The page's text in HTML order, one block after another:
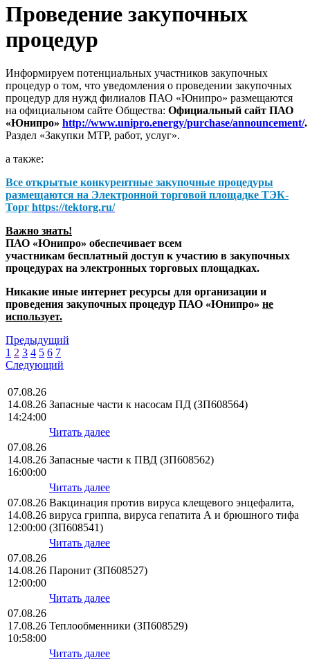
Проведение закупочных
процедур
Информируем потенциальных участников закупочных
процедур о том, что уведомления о проведении закупочных
процедур для нужд филиалов ПАО «Юнипро» размещаются
на официальном сайте Общества: Официальный сайт ПАО
«Юнипро» http://www.unipro.energy/purchase/announcement/.
Раздел «Закупки МТР, работ, услуг».
а также:
Все открытые конкурентные закупочные процедуры
размещаются на Электронной торговой площадке ТЭК-
Торг https://tektorg.ru/
Важно знать!
ПАО «Юнипро» обеспечивает всем
участникам бесплатный доступ к участию в закупочных
процедурах на электронных торговых площадках.
Никакие иные интернет ресурсы для организации и
проведения закупочных процедур ПАО «Юнипро» не
использует.
Предыдущий
1 2 3 4 5 6 7
Следующий
07.08.26
14.08.26
14:24:00
Запасные части к насосам ПД (ЗП608564)
Читать далее
07.08.26
14.08.26
16:00:00
Запасные части к ПВД (ЗП608562)
Читать далее
07.08.26
14.08.26
12:00:00
Вакцинация против вируса клещевого энцефалита,
вируса гриппа, вируса гепатита А и брюшного тифа
(ЗП608541)
Читать далее
07.08.26
14.08.26
12:00:00
Паронит (ЗП608527)
Читать далее
07.08.26
17.08.26
10:58:00
Теплообменники (ЗП608529)
Читать далее